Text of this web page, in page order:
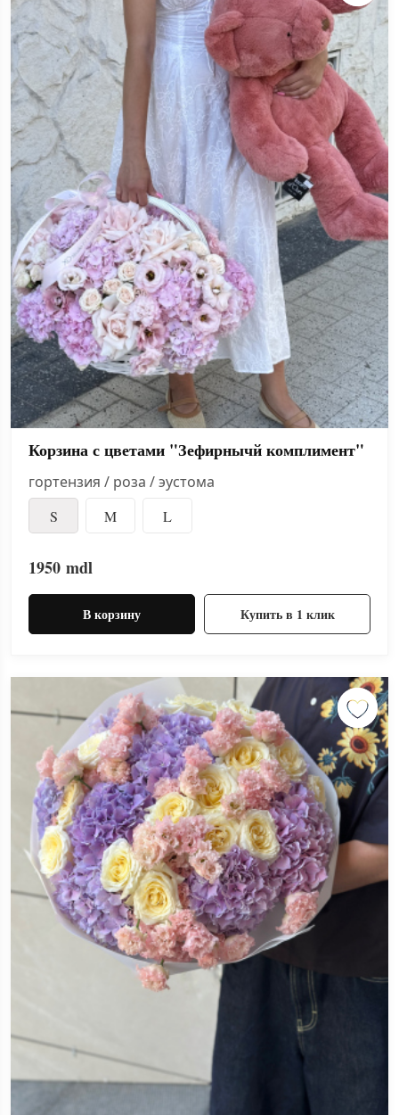
Корзина с цветами "Зефирнычй комплимент"
гортензия / роза / эустома
S M L
1950 mdl
В корзину Купить в 1 клик